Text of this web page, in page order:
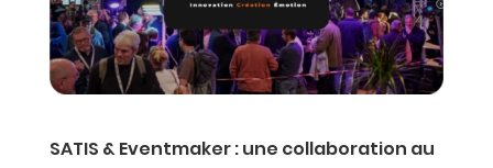
SATIS & Eventmaker : une collaboration au